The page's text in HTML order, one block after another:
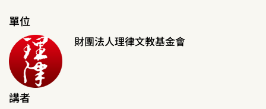
單位
財團法人理律文教基金會
講者